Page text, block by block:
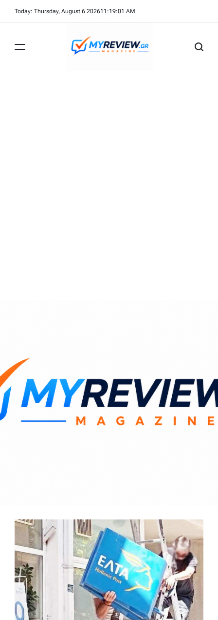
Today: Thursday, August 6 202611 :19:02 AM